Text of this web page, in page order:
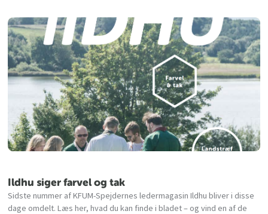
Ildhu siger farvel og tak
Sidste nummer af KFUM-Spejdernes ledermagasin Ildhu bliver i disse
dage omdelt. Læs her, hvad du kan finde i bladet – og vind en af de